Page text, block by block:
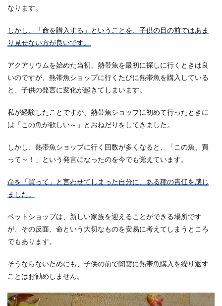
なります。
しかし、「命を購入する」ということを、子供の目の前ではあま
り見せない方が良いです。
アクアリウムを始めた当初、熱帯魚を最初に探しに行くときは良
いのですが、熱帯魚ショップに行くたびに熱帯魚を購入している
と、子供の発言に変化が起きてしまいます。
私が経験したことですが、熱帯魚ショップに初めて行ったときに
は「この魚が欲しい～」とおねだりをしてきました。
しかし、熱帯魚ショップに行く回数が多くなると、「この魚、買
って～！」という発言になったのを今でも覚えています。
命を「買って」と言わせてしまった自分に、ある種の責任を感じ
ました。
ペットショップは、新しい家族を迎えることができる場所です
が、その反面、命という大切なものを安易に考えてしまうところ
でもあります。
そうならないためにも、子供の前で闇雲に熱帯魚購入を繰り返す
ことはお勧めしません。